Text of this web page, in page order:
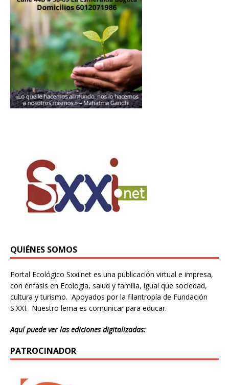
QUIÉNES SOMOS
Portal Ecológico Sxxi.net es una publicación virtual e impresa,
con énfasis en Ecología, salud y familia, igual que sociedad,
cultura y turismo. Apoyados por la filantropía de Fundación
S.XXI. Nuestro lema es comunicar para educar.
Aquí puede ver las ediciones digitalizadas:
PATROCINADOR